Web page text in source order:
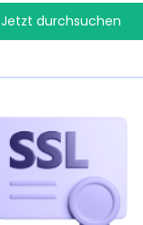
Jetzt durchsuchen